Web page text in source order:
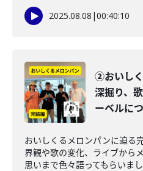
2025.08.08 |00:40:10
②おいし
深掘り、
ーベルに
おいしくるメロンパンに迫る
界観や歌の変化、ライブから
思いまで色々語ってもらいま